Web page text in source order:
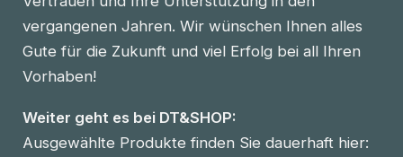
vergangenen Jahren. Wir wünschen Ihnen alles
Gute für die Zukunft und viel Erfolg bei all Ihren
Vorhaben!
Weiter geht es bei DT&SHOP:
Ausgewählte Produkte finden Sie dauerhaft hier: